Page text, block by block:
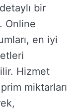
bir
Online
en iyi
Hizmet
miktarları